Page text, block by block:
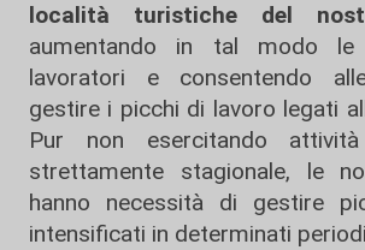
località turistiche del
aumentando in tal modo le
lavoratori e consentendo
gestire i picchi di lavoro legati
Pur non esercitando
strettamente stagionale, le
hanno necessità di gestire
intensificati in determinati